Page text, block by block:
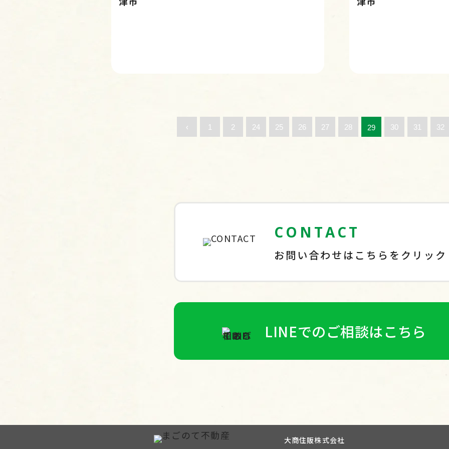
‹ 1 2 24 25 26 27 28 29 30 31 32
CONTACT
お問い合わせはこちらをクリック
LINEでのご相談はこちら
大商住販株式会社